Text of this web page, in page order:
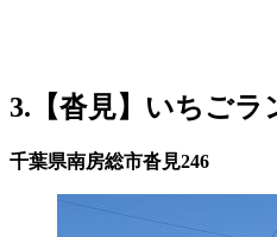
3.【沓見】いちごラ
千葉県南房総市沓見246